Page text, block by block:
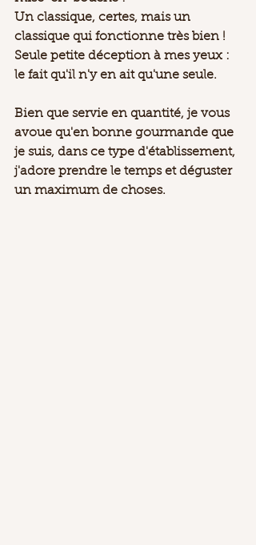
Un classique, certes, mais un
classique qui fonctionne très bien !
Seule petite déception à mes yeux :
le fait qu'il n'y en ait qu'une seule.
Bien que servie en quantité, je vous
avoue qu'en bonne gourmande que
je suis, dans ce type d'établissement,
j'adore prendre le temps et déguster
un maximum de choses.